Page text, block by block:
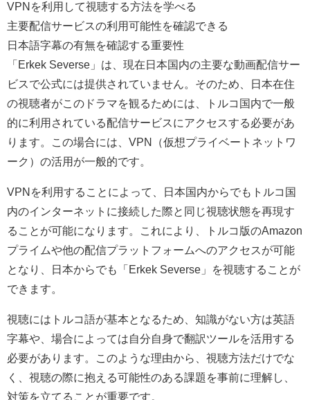
VPNを利用して視聴する方法を学べる
主要配信サービスの利用可能性を確認できる
日本語字幕の有無を確認する重要性
「Erkek Severse」は、現在日本国内の主要な動画配信サー
ビスで公式には提供されていません。そのため、日本在住
の視聴者がこのドラマを観るためには、トルコ国内で一般
的に利用されている配信サービスにアクセスする必要があ
ります。この場合には、VPN（仮想プライベートネットワ
ーク）の活用が一般的です。
VPNを利用することによって、日本国内からでもトルコ国
内のインターネットに接続した際と同じ視聴状態を再現す
ることが可能になります。これにより、トルコ版のAmazon
プライムや他の配信プラットフォームへのアクセスが可能
となり、日本からでも「Erkek Severse」を視聴することが
できます。
視聴にはトルコ語が基本となるため、知識がない方は英語
字幕や、場合によっては自分自身で翻訳ツールを活用する
必要があります。このような理由から、視聴方法だけでな
く、視聴の際に抱える可能性のある課題を事前に理解し、
対策を立てることが重要です。